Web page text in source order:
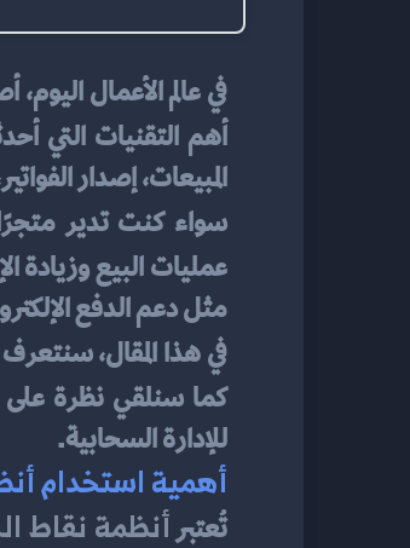
أهم التقنيات التي
المبيعات، إصدار
سواء كنت تدير
عمليات البيع وزيادة
مثل دعم الدفع
في هذا المقال،
كما سنلقي نظرة على
للإدارة السحابية.
أهمية استخدام
تُعتبر أنظمة نقاط